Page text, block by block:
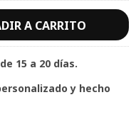
A CARRITO
15 a 20 días.
y hecho